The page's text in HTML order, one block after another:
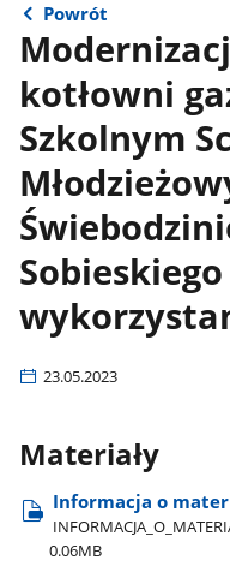
Powrót
kotłowni
Szkolnym
23.05.2023
Materiały
Informacja o
0.06MB